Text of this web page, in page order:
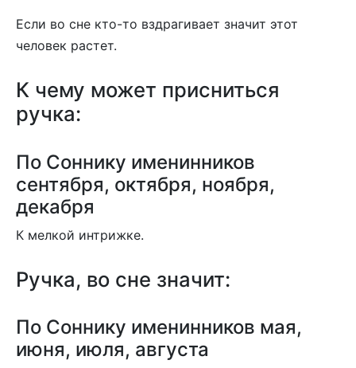
Если во сне кто-то вздрагивает значит этот
человек растет.
К чему может присниться
ручка:
По Соннику именинников
сентября, октября, ноября,
декабря
К мелкой интрижке.
Ручка, во сне значит:
По Соннику именинников мая,
июня, июля, августа